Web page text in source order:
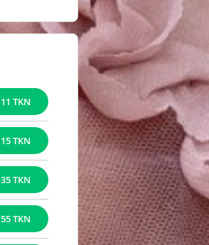
11 TKN
15 TKN
35 TKN
55 TKN